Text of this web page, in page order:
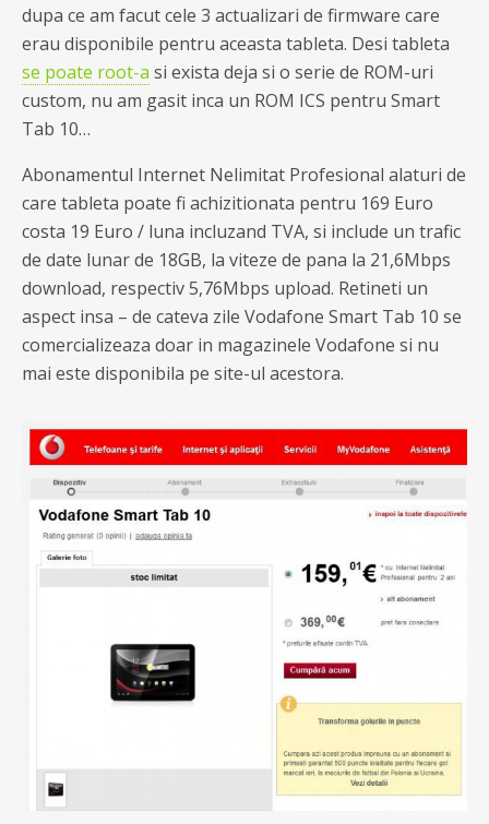
dupa ce am facut cele 3 actualizari de firmware care
erau disponibile pentru aceasta tableta. Desi tableta
se poate root-a si exista deja si o serie de ROM-uri
custom, nu am gasit inca un ROM ICS pentru Smart
Tab 10…
Abonamentul Internet Nelimitat Profesional alaturi de
care tableta poate fi achizitionata pentru 169 Euro
costa 19 Euro / luna incluzand TVA, si include un trafic
de date lunar de 18GB, la viteze de pana la 21,6Mbps
download, respectiv 5,76Mbps upload. Retineti un
aspect insa – de cateva zile Vodafone Smart Tab 10 se
comercializeaza doar in magazinele Vodafone si nu
mai este disponibila pe site-ul acestora.